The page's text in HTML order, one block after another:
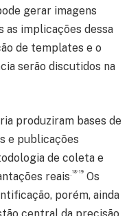
gerar imagens
as implicações dessa
de templates e o
serão discutidos na
produziram bases de
e publicações
de coleta e
reais.¹⁸’¹⁹ Os
porém, ainda